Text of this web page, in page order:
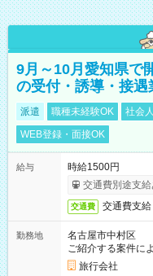
9月～10月愛知県で
の受付・誘導・接遇
派遣 職種未経験OK 社会
WEB登録・面接OK
給与
時給1500円
交通費別途支給
交通費 交通費支給
勤務地
名古屋市中村区
ご紹介する案件に
旅行会社